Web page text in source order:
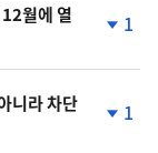
월에 열
1
니라 차단
1